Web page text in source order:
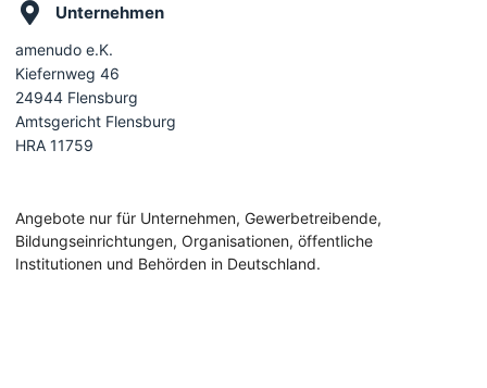
Unternehmen
amenudo e.K.
Kiefernweg 46
24944 Flensburg
Amtsgericht Flensburg
HRA 11759
Angebote nur für Unternehmen, Gewerbetreibende,
Bildungseinrichtungen, Organisationen, öffentliche
Institutionen und Behörden in Deutschland.